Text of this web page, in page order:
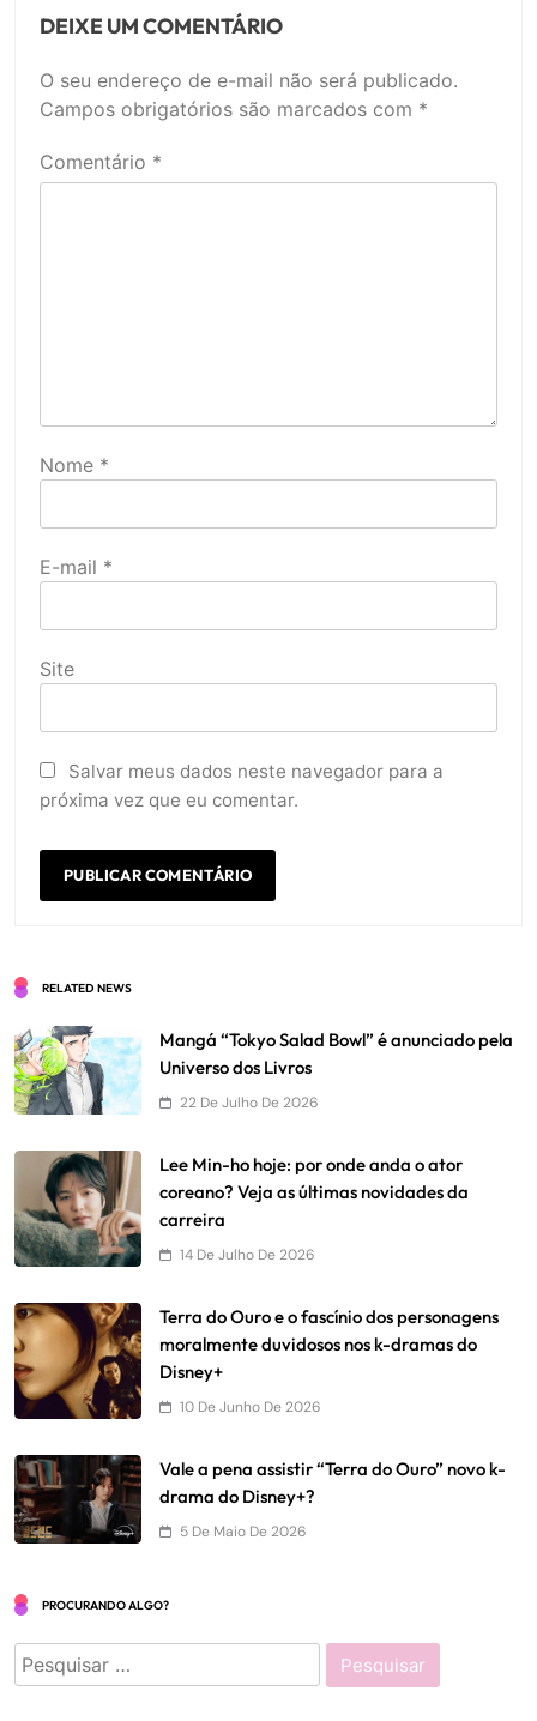
DEIXE UM COMENTÁRIO
O seu endereço de e-mail não será publicado.
Campos obrigatórios são marcados com *
Comentário *
Nome *
E-mail *
Site
Salvar meus dados neste navegador para a
próxima vez que eu comentar.
RELATED NEWS
Mangá “Tokyo Salad Bowl” é anunciado pela
Universo dos Livros
22 De Julho De 2026
Lee Min-ho hoje: por onde anda o ator
coreano? Veja as últimas novidades da
carreira
14 De Julho De 2026
Terra do Ouro e o fascínio dos personagens
moralmente duvidosos nos k-dramas do
Disney+
10 De Junho De 2026
Vale a pena assistir “Terra do Ouro” novo k-
drama do Disney+?
5 De Maio De 2026
PROCURANDO ALGO?
Pesquisar
por: